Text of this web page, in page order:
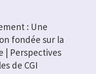
: Une
fondée sur la
| Perspectives
de CGI